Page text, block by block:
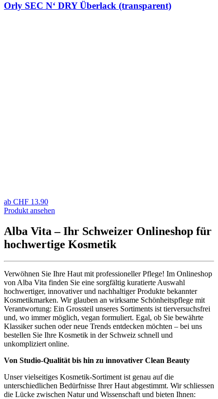
Orly SEC N‘ DRY Überlack (transparent)
ab CHF 13.90
Produkt ansehen
Alba Vita – Ihr Schweizer Onlineshop für
hochwertige Kosmetik
Verwöhnen Sie Ihre Haut mit professioneller Pflege! Im Onlineshop
von Alba Vita finden Sie eine sorgfältig kuratierte Auswahl
hochwertiger, innovativer und nachhaltiger Produkte bekannter
Kosmetikmarken. Wir glauben an wirksame Schönheitspflege mit
Verantwortung: Ein Grossteil unseres Sortiments ist tierversuchsfrei
und, wo immer möglich, vegan formuliert. Egal, ob Sie bewährte
Klassiker suchen oder neue Trends entdecken möchten – bei uns
bestellen Sie Ihre Kosmetik in der Schweiz schnell und
unkompliziert online.
Von Studio-Qualität bis hin zu innovativer Clean Beauty
Unser vielseitiges Kosmetik-Sortiment ist genau auf die
unterschiedlichen Bedürfnisse Ihrer Haut abgestimmt. Wir schliessen
die Lücke zwischen Natur und Wissenschaft und bieten Ihnen: